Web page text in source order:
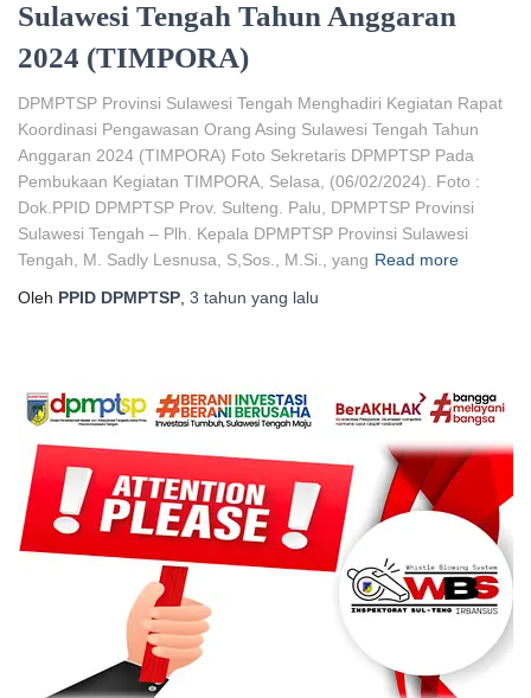
Sulawesi Tengah Tahun Anggaran
2024 (TIMPORA)
DPMPTSP Provinsi Sulawesi Tengah Menghadiri Kegiatan Rapat
Koordinasi Pengawasan Orang Asing Sulawesi Tengah Tahun
Anggaran 2024 (TIMPORA) Foto Sekretaris DPMPTSP Pada
Pembukaan Kegiatan TIMPORA, Selasa, (06/02/2024). Foto :
Dok.PPID DPMPTSP Prov. Sulteng. Palu, DPMPTSP Provinsi
Sulawesi Tengah – Plh. Kepala DPMPTSP Provinsi Sulawesi
Tengah, M. Sadly Lesnusa, S,Sos., M.Si., yang Read more
Oleh PPID DPMPTSP 3 tahun yang lalu